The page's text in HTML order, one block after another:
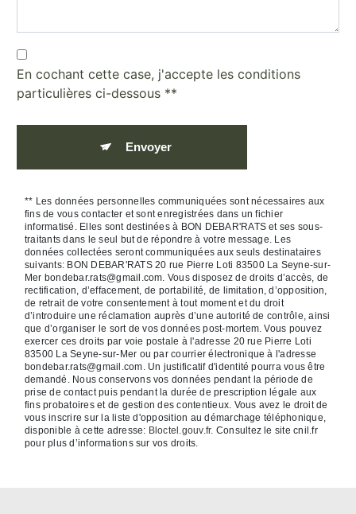
En cochant cette case, j'accepte les conditions
particulières ci-dessous **
Envoyer
** Les données personnelles communiquées sont nécessaires aux
fins de vous contacter et sont enregistrées dans un fichier
informatisé. Elles sont destinées à BON DEBAR'RATS et ses sous-
traitants dans le seul but de répondre à votre message. Les
données collectées seront communiquées aux seuls destinataires
suivants: BON DEBAR'RATS 20 rue Pierre Loti 83500 La Seyne-sur-
Mer bondebar.rats@gmail.com. Vous disposez de droits d’accès, de
rectification, d’effacement, de portabilité, de limitation, d’opposition,
de retrait de votre consentement à tout moment et du droit
d’introduire une réclamation auprès d’une autorité de contrôle, ainsi
que d’organiser le sort de vos données post-mortem. Vous pouvez
exercer ces droits par voie postale à l'adresse 20 rue Pierre Loti
83500 La Seyne-sur-Mer ou par courrier électronique à l'adresse
bondebar.rats@gmail.com. Un justificatif d'identité pourra vous être
demandé. Nous conservons vos données pendant la période de
prise de contact puis pendant la durée de prescription légale aux
fins probatoires et de gestion des contentieux. Vous avez le droit de
vous inscrire sur la liste d'opposition au démarchage téléphonique,
disponible à cette adresse: Bloctel.gouv.fr. Consultez le site cnil.fr
pour plus d’informations sur vos droits.